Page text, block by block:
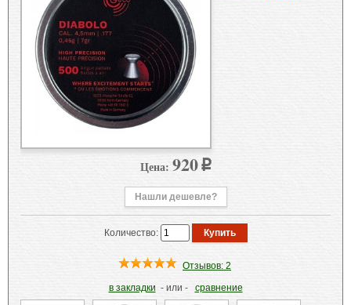
Цена: 920p
Нашли дешевле?
Количество:
Отзывов: 2
в закладки - или - сравнение